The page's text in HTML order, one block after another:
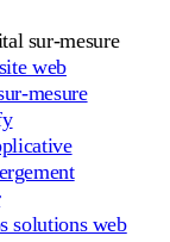
sur-mesure
web
mesure
solutions web